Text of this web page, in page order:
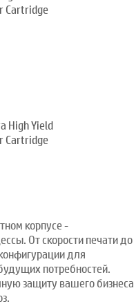
Cartridge
High Yield
Cartridge
корпусе -
От скорости печати до
для
потребностей.
защиту вашего бизнеса